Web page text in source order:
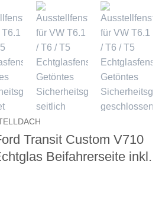
Transit Custom V710
Beifahrerseite inkl.